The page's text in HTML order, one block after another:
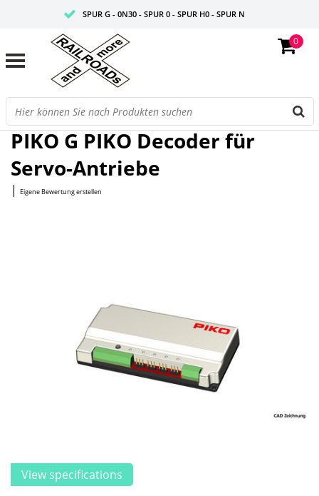
SPUR G - 0N30 - SPUR 0 - SPUR H0 - SPUR N
0
Startseite/G PIKO Decoder für Servo-Antriebe
PIKO G PIKO Decoder für
Servo-Antriebe
| Eigene Bewertung erstellen
View specifications